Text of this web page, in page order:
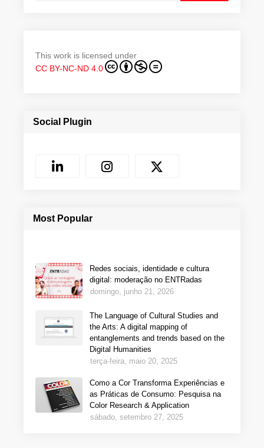
This work is licensed under
CC BY-NC-ND 4.0
Social Plugin
Most Popular
Redes sociais, identidade e cultura
digital: moderação no ENTRadas
domingo, junho 21, 2026
The Language of Cultural Studies and
the Arts: A digital mapping of
entanglements and trends based on the
Digital Humanities
terça-feira, maio 20, 2025
Como a Cor Transforma Experiências e
as Práticas de Consumo: Pesquisa na
Color Research & Application
sábado, setembro 27, 2025